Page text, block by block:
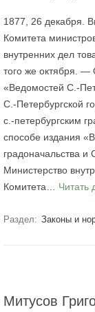
1877, 26 декабря.
Комитета
внутренних дел
того же октября. —
«Ведомостей
С.‑Петербургской
с.‑петербургским
способе издания
градоначальства и
Министерство
Комитета… Читать
Раздел: Законы и
Митусов